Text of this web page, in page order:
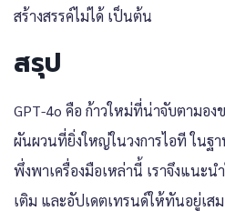
สร้างสรรค์ไม่ได้ เป็นต้น
สรุป
GPT-4o คือ ก้าวใหม่ที่น่าจับตามอง
ผันผวนที่ยิ่งใหญ่ในวงการไอที ในฐ
พึ่งพาเครื่องมือเหล่านี้ เราจึงแนะ
เติม และอัปเดตเทรนด์ให้ทันอยู่เส